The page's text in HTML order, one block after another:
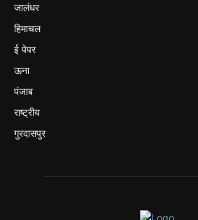
जालंधर
हिमाचल
ई पेपर
ऊना
पंजाब
राष्ट्रीय
गुरदासपुर